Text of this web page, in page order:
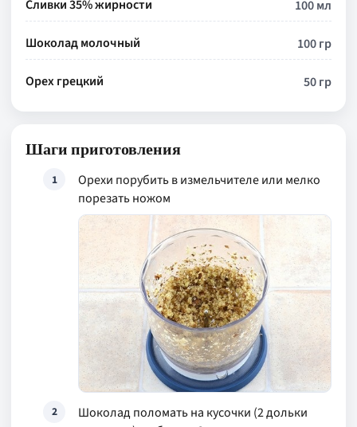
Сливки 35% жирности 100 мл
Шоколад молочный 100 гр
Орех грецкий 50 гр
Шаги приготовления
1
Орехи порубить в измельчителе или мелко
порезать ножом
2
Шоколад поломать на кусочки (2 дольки